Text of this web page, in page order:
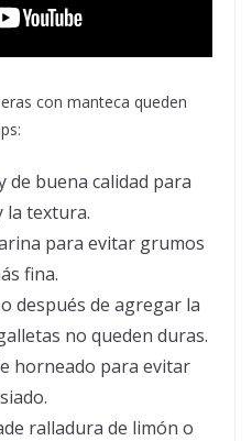
con manteca queden
de buena calidad para
la textura.
para evitar grumos
fina.
después de agregar la
no queden duras.
horneado para evitar
ralladura de limón o